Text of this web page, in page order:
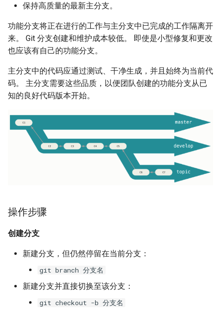
保持高质量的最新主分支。
功能分支将正在进行的工作与主分支中已完成的工作隔离开
来。 Git 分支创建和维护成本较低。 即使是小型修复和更改
也应该有自己的功能分支。
主分支中的代码应通过测试、干净生成，并且始终为当前代
码。 主分支需要这些品质，以便团队创建的功能分支从已
知的良好代码版本开始。
操作步骤
创建分支
新建分支，但仍然停留在当前分支：
git branch 分支名
新建分支并直接切换至该分支：
git checkout -b 分支名